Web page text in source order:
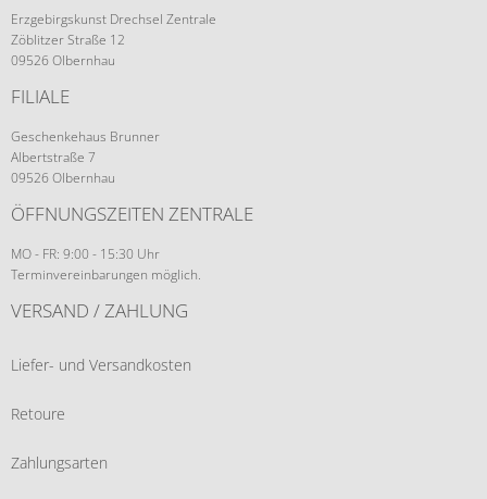
Erzgebirgskunst Drechsel Zentrale
Zöblitzer Straße 12
09526 Olbernhau
FILIALE
Geschenkehaus Brunner
Albertstraße 7
09526 Olbernhau
ÖFFNUNGSZEITEN ZENTRALE
MO - FR: 9:00 - 15:30 Uhr
Terminvereinbarungen möglich.
VERSAND / ZAHLUNG
Liefer- und Versandkosten
Retoure
Zahlungsarten